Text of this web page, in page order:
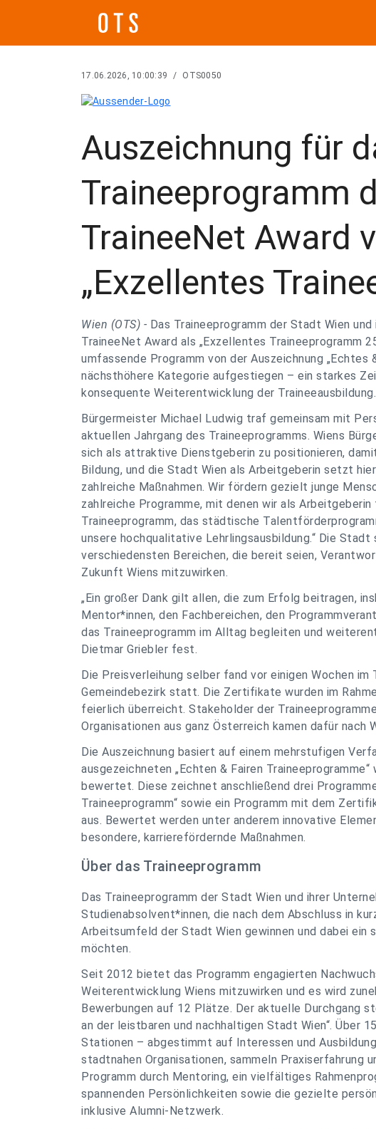
17.06.2026, 10:00:39 / OTS0050
Auszeichnung für
Traineeprogramm
TraineeNet Award
„Exzellentes
Wien (OTS) - Das Traineeprogramm der Stadt Wien
TraineeNet Award als „Exzellentes Traineeprogramm
umfassende Programm von der Auszeichnung „Echtes
nächsthöhere Kategorie aufgestiegen – ein starkes
konsequente Weiterentwicklung der Traineeausbildung.
Bürgermeister Michael Ludwig traf gemeinsam mit
aktuellen Jahrgang des Traineeprogramms. Wiens
sich als attraktive Dienstgeberin zu positionieren,
Bildung, und die Stadt Wien als Arbeitgeberin setzt
zahlreiche Maßnahmen. Wir fördern gezielt junge
zahlreiche Programme, mit denen wir als
Traineeprogramm, das städtische
unsere hochqualitative Lehrlingsausbildung.“ Die
verschiedensten Bereichen, die bereit seien,
Zukunft Wiens mitzuwirken.
„Ein großer Dank gilt allen, die zum Erfolg beitragen,
Mentor*innen, den Fachbereichen, den
das Traineeprogramm im Alltag begleiten und
Dietmar Griebler fest.
Die Preisverleihung selber fand vor einigen Wochen im
Gemeindebezirk statt. Die Zertifikate wurden im
feierlich überreicht. Stakeholder der
Organisationen aus ganz Österreich kamen dafür nach
Die Auszeichnung basiert auf einem mehrstufigen
ausgezeichneten „Echten & Fairen
bewertet. Diese zeichnet anschließend drei
Traineeprogramm“ sowie ein Programm mit dem
aus. Bewertet werden unter anderem innovative
besondere, karrierefördernde Maßnahmen.
Über das Traineeprogramm
Das Traineeprogramm der Stadt Wien und ihrer
Studienabsolvent*innen, die nach dem Abschluss in
Arbeitsumfeld der Stadt Wien gewinnen und dabei
möchten.
Seit 2012 bietet das Programm engagierten
Weiterentwicklung Wiens mitzuwirken und es wird
Bewerbungen auf 12 Plätze. Der aktuelle Durchgang
an der leistbaren und nachhaltigen Stadt Wien“. Über
Stationen – abgestimmt auf Interessen und
stadtnahen Organisationen, sammeln Praxiserfahrung
Programm durch Mentoring, ein vielfältiges
spannenden Persönlichkeiten sowie die gezielte
inklusive Alumni-Netzwerk.